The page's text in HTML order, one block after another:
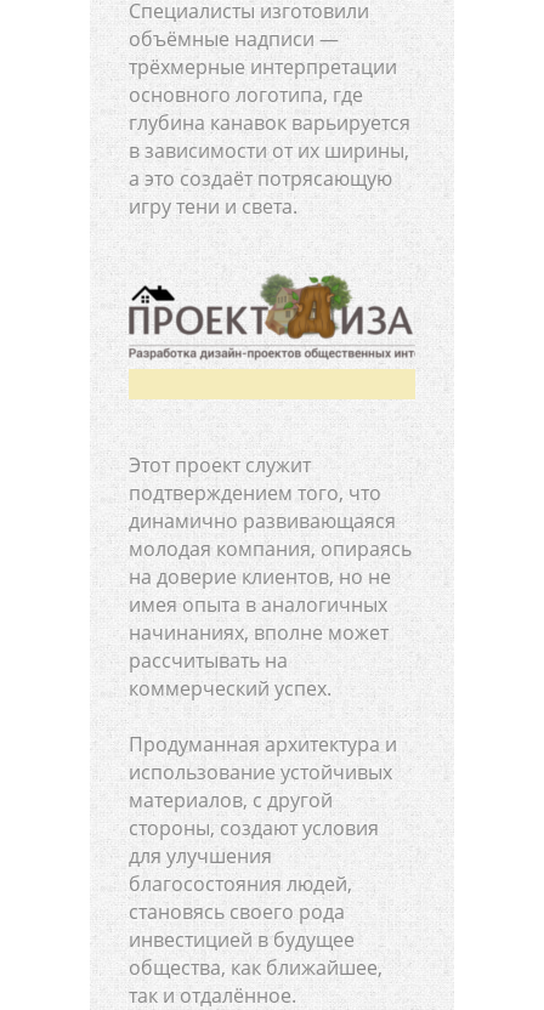
Специалисты изготовили
объёмные надписи —
трёхмерные интерпретации
основного логотипа, где
глубина канавок варьируется
в зависимости от их ширины,
а это создаёт потрясающую
игру тени и света.
Этот проект служит
подтверждением того, что
динамично развивающаяся
молодая компания, опираясь
на доверие клиентов, но не
имея опыта в аналогичных
начинаниях, вполне может
рассчитывать на
коммерческий успех.
Продуманная архитектура и
использование устойчивых
материалов, с другой
стороны, создают условия
для улучшения
благосостояния людей,
становясь своего рода
инвестицией в будущее
общества, как ближайшее,
так и отдалённое.